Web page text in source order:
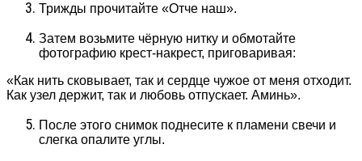
Трижды прочитайте «Отче наш».
Затем возьмите чёрную нитку и обмотайте
фотографию крест-накрест, приговаривая:
«Как нить сковывает, так и сердце чужое от меня отходит.
Как узел держит, так и любовь отпускает. Аминь».
После этого снимок поднесите к пламени свечи и
слегка опалите углы.